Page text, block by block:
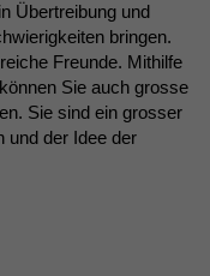
Übertreibung und
bringen.
Freunde. Mithilfe
Sie auch grosse
Sie sind ein grosser
und der Idee der